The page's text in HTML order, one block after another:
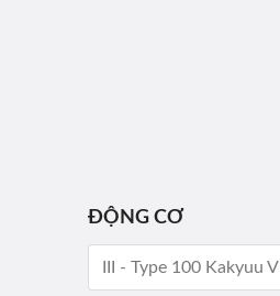
ĐỘNG CƠ
III - Type 100 Kakyuu